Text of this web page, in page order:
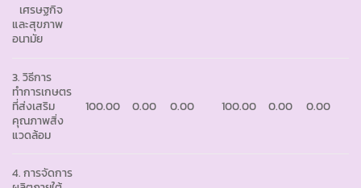
เศรษฐกิจ
และสุขภาพ
อนามัย
3. วิธีการ
ทำการเกษตร
ที่ส่งเสริม
คุณภาพสิ่ง
แวดล้อม
100.00 0.00 0.00 100.00 0.00 0.00
4. การจัดการ